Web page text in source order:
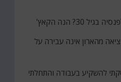
30? הנה הקאץ'
מהארון אינה עבירה על
להשקיע בעבודה והתחלתי